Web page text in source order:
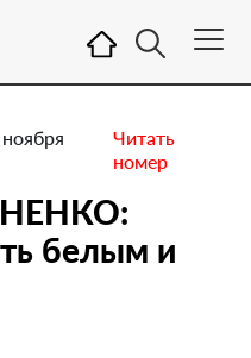
Читать
номер
белым и